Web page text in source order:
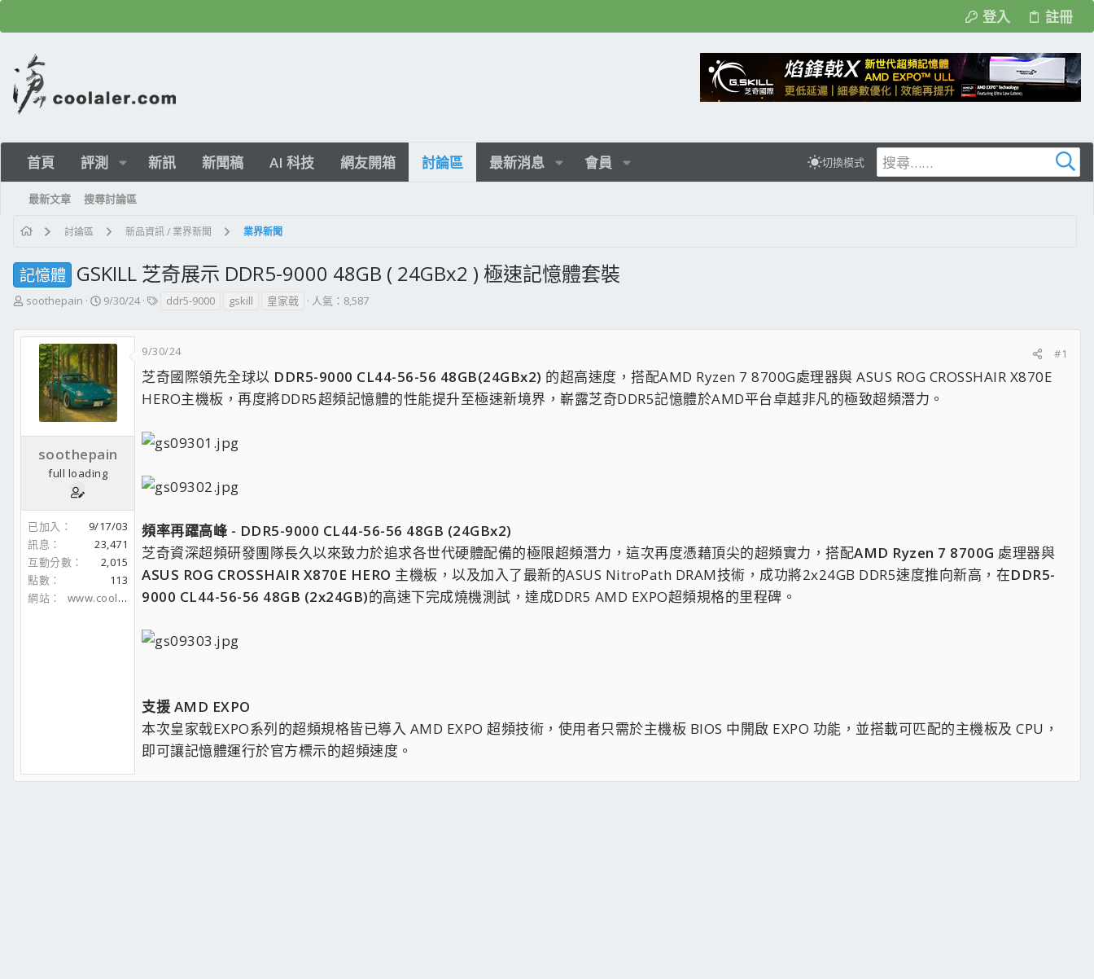
登入 註冊
首頁 評測 新訊 新聞稿 AI 科技 網友開箱 討論區 最新消息 會員 切換模式
最新文章 搜尋討論區
討論區 新品資訊 / 業界新聞 業界新聞
記憶體 GSKILL 芝奇展示 DDR5-9000 48GB ( 24GBx2 ) 極速記憶體套裝
主
發
soothepain
開
日
期
9/30/24
標ddr5-9000 gskill 皇家戟 人氣：8,587
soothepain
full loading
已加入
9/17/03
訊息
23,471
互動分數
2,015
點數
113
網站
www.coolaler.com
9/30/24 #1
芝奇國際領先全球以 DDR5-9000 CL44-56-56 48GB(24GBx2) 的超高速度，搭配AMD Ryzen 7 8700G處理器與 ASUS ROG CROSSHAIR X870E
HERO主機板，再度將DDR5超頻記憶體的性能提升至極速新境界，嶄露芝奇DDR5記憶體於AMD平台卓越非凡的極致超頻潛力。
頻率再躍高峰 - DDR5-9000 CL44-56-56 48GB (24GBx2)
芝奇資深超頻研發團隊長久以來致力於追求各世代硬體配備的極限超頻潛力，這次再度憑藉頂尖的超頻實力，搭配AMD Ryzen 7 8700G 處理器與
ASUS ROG CROSSHAIR X870E HERO 主機板，以及加入了最新的ASUS NitroPath DRAM技術，成功將2x24GB DDR5速度推向新高，在DDR5-
9000 CL44-56-56 48GB (2x24GB)的高速下完成燒機測試，達成DDR5 AMD EXPO超頻規格的里程碑。
支援 AMD EXPO
本次皇家戟EXPO系列的超頻規格皆已導入 AMD EXPO 超頻技術，使用者只需於主機板 BIOS 中開啟 EXPO 功能，並搭載可匹配的主機板及 CPU，
即可讓記憶體運行於官方標示的超頻速度。